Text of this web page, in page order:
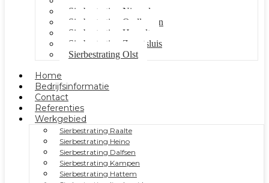
Sierbestrating Nieuwleusen
Sierbestrating Oudleusen
Sierbestrating Hasselt
Sierbestrating Zwartsluis
Sierbestrating Olst
Home
Bedrijfsinformatie
Contact
Referenties
Werkgebied
Sierbestrating Raalte
Sierbestrating Heino
Sierbestrating Dalfsen
Sierbestrating Kampen
Sierbestrating Hattem